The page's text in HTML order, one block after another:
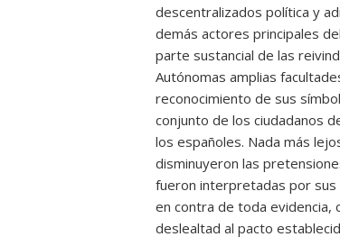
descentralizados política y
demás actores principales
parte sustancial de las
Autónomas amplias
reconocimiento de sus
conjunto de los ciudadanos
los españoles. Nada más
disminuyeron las
fueron interpretadas por sus
en contra de toda evidencia,
deslealtad al pacto